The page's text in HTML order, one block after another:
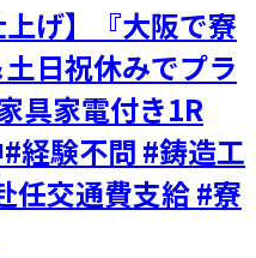
上げ】『大阪で寮
日祝休みでプラ
具家電付き1R
経験不問 #鋳造工
任交通費支給 #寮